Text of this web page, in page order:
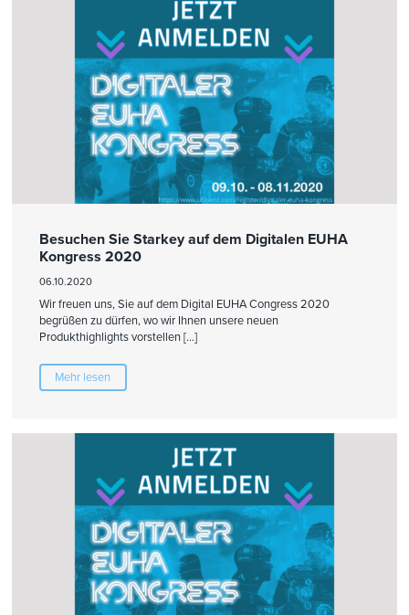
Besuchen Sie Starkey auf dem Digitalen EUHA
Kongress 2020
06.10.2020
Wir freuen uns, Sie auf dem Digital EUHA Congress 2020
begrüßen zu dürfen, wo wir Ihnen unsere neuen
Produkthighlights vorstellen […]
Mehr lesen